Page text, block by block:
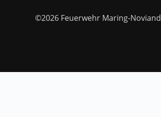
©2026 Feuerwehr Maring-Noviand